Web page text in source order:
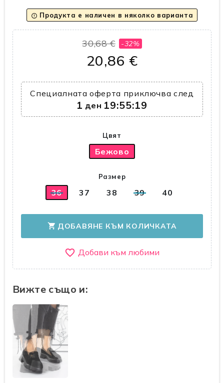
error_outline Продукта е наличен в няколко варианта
30,68 € -32%
20,86 €
Специалната оферта приключва след
1 ден 19:55:18
Цвят
Бежово
Размер
36 37 38 39 40
shopping_cart ДОБАВЯНЕ КЪМ КОЛИЧКАТА
favorite_border
Вижте също и: